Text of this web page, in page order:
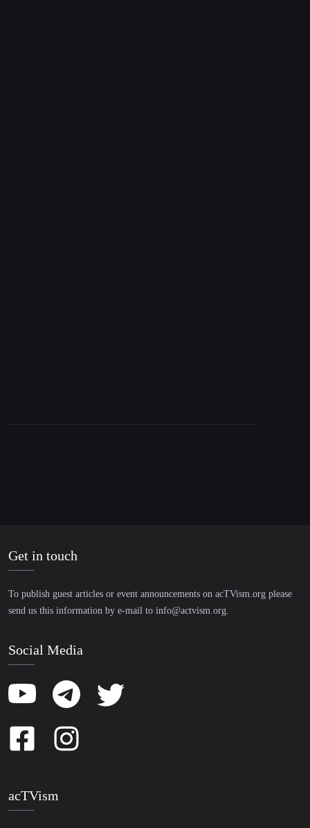
Get in touch
To publish guest articles or event announcements on acTVism.org please
send us this information by e-mail to info@actvism.org.
Social Media
acTVism